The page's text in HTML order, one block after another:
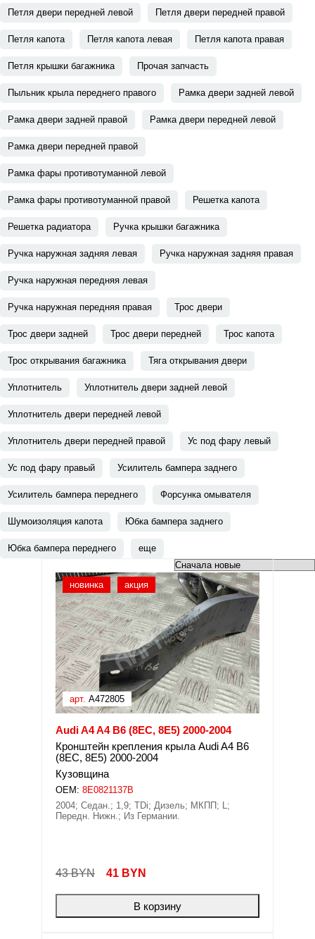
Петля двери передней левой Петля двери передней правой
Петля капота Петля капота левая Петля капота правая
Петля крышки багажника Прочая запчасть
Пыльник крыла переднего правого Рамка двери задней левой
Рамка двери задней правой Рамка двери передней левой
Рамка двери передней правой
Рамка фары противотуманной левой
Рамка фары противотуманной правой Решетка капота
Решетка радиатора Ручка крышки багажника
Ручка наружная задняя левая Ручка наружная задняя правая
Ручка наружная передняя левая
Ручка наружная передняя правая Трос двери
Трос двери задней Трос двери передней Трос капота
Трос открывания багажника Тяга открывания двери
Уплотнитель Уплотнитель двери задней левой
Уплотнитель двери передней левой
Уплотнитель двери передней правой Ус под фару левый
Ус под фару правый Усилитель бампера заднего
Усилитель бампера переднего Форсунка омывателя
Шумоизоляция капота Юбка бампера заднего
Юбка бампера переднего еще
новинка акция
арт. A472805
Audi A4 A4 B6 (8EC, 8E5) 2000-2004
Кронштейн крепления крыла Audi A4 B6
(8EC, 8E5) 2000-2004
Кузовщина
OEM: 8E0821137B
2004; Седан.; 1,9; TDi; Дизель; МКПП; L;
Передн. Нижн.; Из Германии.
43 BYN 41 BYN
В корзину